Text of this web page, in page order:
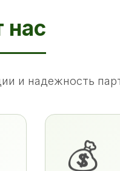
нас
и надежность
💰